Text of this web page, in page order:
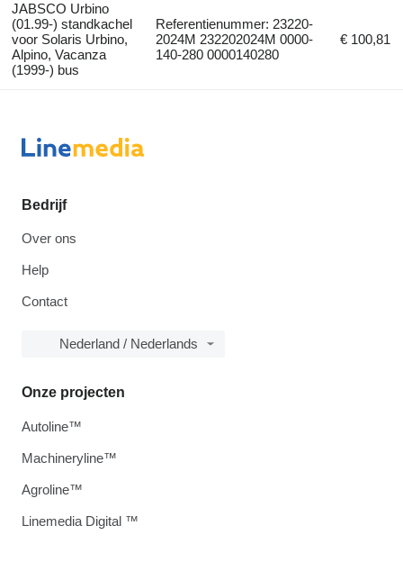
JABSCO Urbino
(01.99-) standkachel
voor Solaris Urbino,
Alpino, Vacanza
(1999-) bus
Referentienummer: 23220-
2024M 232202024M 0000-
140-280 0000140280
€ 100,81
Bedrijf
Over ons
Help
Contact
Nederland / Nederlands
Onze projecten
Autoline™
Machineryline™
Agroline™
Linemedia Digital ™